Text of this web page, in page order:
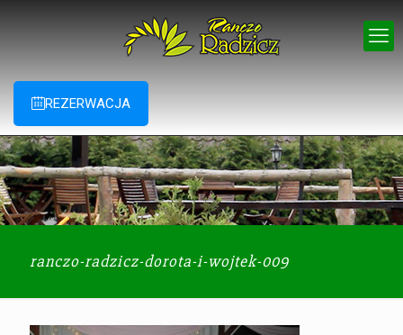
REZERWACJA
ranczo-radzicz-dorota-i-wojtek-009